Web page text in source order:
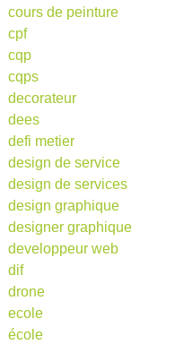
cours de peinture
cpf
cqp
cqps
decorateur
dees
defi metier
design de service
design de services
design graphique
designer graphique
developpeur web
dif
drone
ecole
école